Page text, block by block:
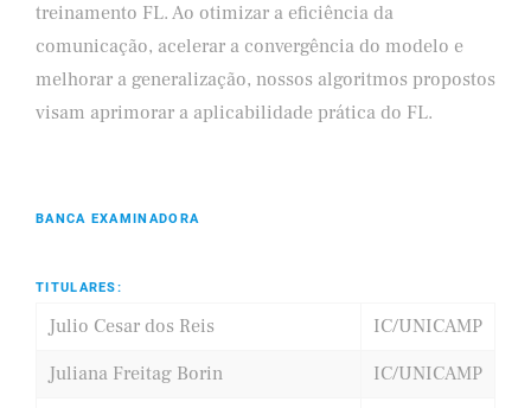
treinamento FL. Ao otimizar a eficiência da
comunicação, acelerar a convergência do modelo e
melhorar a generalização, nossos algoritmos propostos
visam aprimorar a aplicabilidade prática do FL.
BANCA EXAMINADORA
TITULARES:
Julio Cesar dos Reis
IC/UNICAMP
Juliana Freitag Borin
IC/UNICAMP